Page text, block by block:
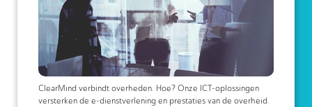
ClearMind verbindt overheden. Hoe? Onze ICT-oplossingen
versterken de e-dienstverlening en prestaties van de overheid.